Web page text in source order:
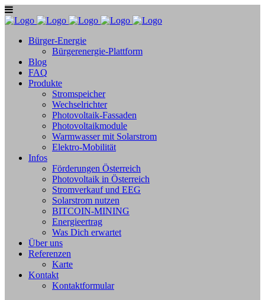
Bürger-Energie
Bürgerenergie-Plattform
Blog
FAQ
Produkte
Stromspeicher
Wechselrichter
Photovoltaik-Fassaden
Photovoltaikmodule
Warmwasser mit Solarstrom
Elektro-Mobilität
Infos
Förderungen Österreich
Photovoltaik in Österreich
Stromverkauf und EEG
Solarstrom nutzen
BITCOIN-MINING
Energieertrag
Was Dich erwartet
Über uns
Referenzen
Karte
Kontakt
Kontaktformular